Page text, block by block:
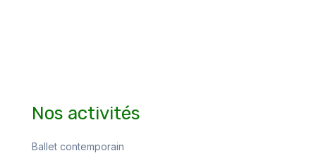
Nos activités
Ballet contemporain